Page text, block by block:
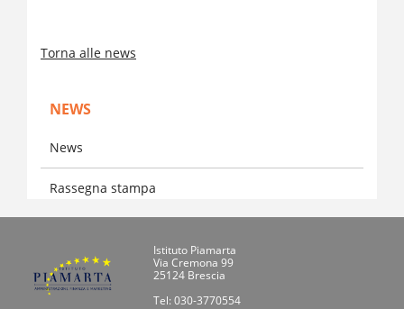
Torna alle news
NEWS
News
Rassegna stampa
Istituto Piamarta
Via Cremona 99
25124 Brescia
Tel: 030-3770554